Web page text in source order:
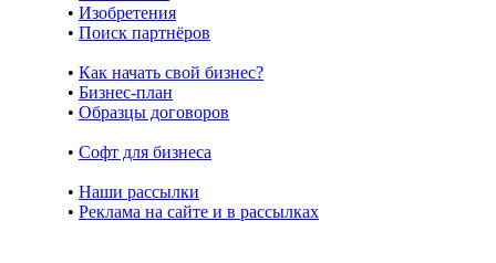
• Изобретения
• Поиск партнёров
• Как начать свой бизнес?
• Бизнес-план
• Образцы договоров
• Cофт для бизнеса
• Наши рассылки
• Реклама на сайте и в рассылках